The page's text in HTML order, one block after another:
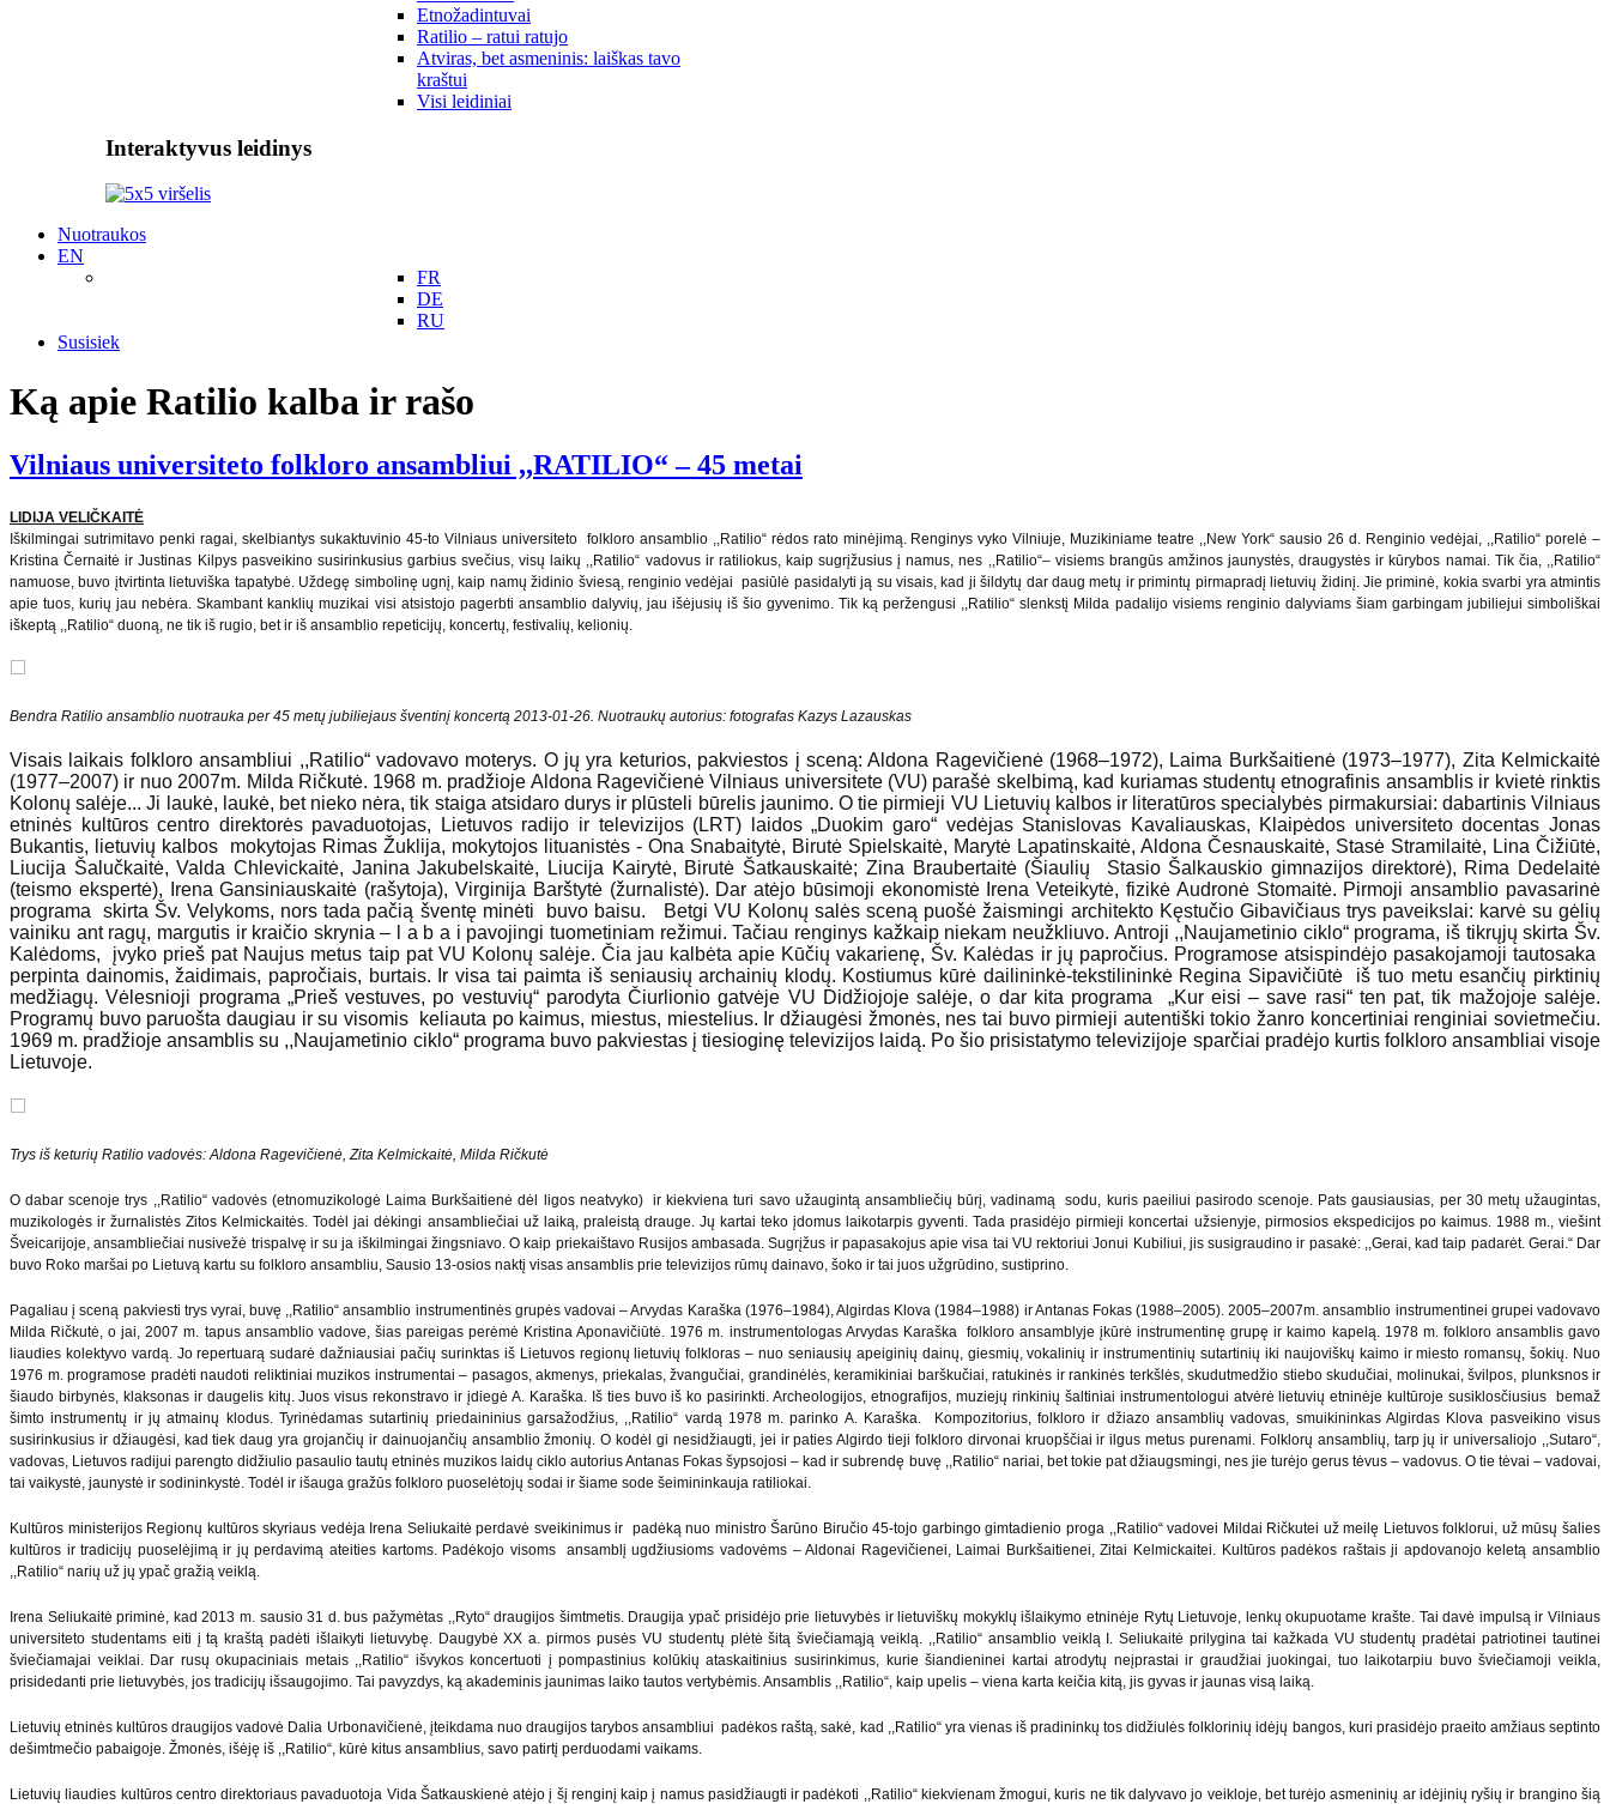
Etnožadintuvai
Ratilio – ratui ratujo
Atviras, bet asmeninis: laiškas tavo
kraštui
Visi leidiniai
Interaktyvus leidinys
Nuotraukos
EN
FR
DE
RU
Susisiek
Ką apie Ratilio kalba ir rašo
Vilniaus universiteto folkloro ansambliui ,,RATILIO“ – 45 metai
LIDIJA VELIČKAITĖ
Iškilmingai sutrimitavo penki ragai, skelbiantys sukaktuvinio 45-to Vilniaus universiteto folkloro ansamblio ,,Ratilio“ rėdos rato minėjimą. Renginys vyko Vilniuje, Muzikiniame teatre ,,New York“ sausio 26 d. Renginio vedėjai, ,,Ratilio“ porelė –
Kristina Černaitė ir Justinas Kilpys pasveikino susirinkusius garbius svečius, visų laikų ,,Ratilio“ vadovus ir ratiliokus, kaip sugrįžusius į namus, nes ,,Ratilio“– visiems brangūs amžinos jaunystės, draugystės ir kūrybos namai. Tik čia, ,,Ratilio“
namuose, buvo įtvirtinta lietuviška tapatybė. Uždegę simbolinę ugnį, kaip namų židinio šviesą, renginio vedėjai pasiūlė pasidalyti ją su visais, kad ji šildytų dar daug metų ir primintų pirmapradį lietuvių židinį. Jie priminė, kokia svarbi yra atmintis
apie tuos, kurių jau nebėra. Skambant kanklių muzikai visi atsistojo pagerbti ansamblio dalyvių, jau išėjusių iš šio gyvenimo. Tik ką peržengusi ,,Ratilio“ slenkstį Milda padalijo visiems renginio dalyviams šiam garbingam jubiliejui simboliškai
iškeptą ,,Ratilio“ duoną, ne tik iš rugio, bet ir iš ansamblio repeticijų, koncertų, festivalių, kelionių.
Bendra Ratilio ansamblio nuotrauka per 45 metų jubiliejaus šventinį koncertą 2013-01-26. Nuotraukų autorius: fotografas Kazys Lazauskas
Visais laikais folkloro ansambliui ,,Ratilio“ vadovavo moterys. O jų yra keturios, pakviestos į sceną: Aldona Ragevičienė (1968–1972), Laima Burkšaitienė (1973–1977), Zita Kelmickaitė
(1977–2007) ir nuo 2007m. Milda Ričkutė. 1968 m. pradžioje Aldona Ragevičienė Vilniaus universitete (VU) parašė skelbimą, kad kuriamas studentų etnografinis ansamblis ir kvietė rinktis
Kolonų salėje... Ji laukė, laukė, bet nieko nėra, tik staiga atsidaro durys ir plūsteli būrelis jaunimo. O tie pirmieji VU Lietuvių kalbos ir literatūros specialybės pirmakursiai: dabartinis Vilniaus
etninės kultūros centro direktorės pavaduotojas, Lietuvos radijo ir televizijos (LRT) laidos „Duokim garo“ vedėjas Stanislovas Kavaliauskas, Klaipėdos universiteto docentas Jonas
Bukantis, lietuvių kalbos mokytojas Rimas Žuklija, mokytojos lituanistės - Ona Snabaitytė, Birutė Spielskaitė, Marytė Lapatinskaitė, Aldona Česnauskaitė, Stasė Stramilaitė, Lina Čižiūtė,
Liucija Šalučkaitė, Valda Chlevickaitė, Janina Jakubelskaitė, Liucija Kairytė, Birutė Šatkauskaitė; Zina Braubertaitė (Šiaulių Stasio Šalkauskio gimnazijos direktorė), Rima Dedelaitė
(teismo ekspertė), Irena Gansiniauskaitė (rašytoja), Virginija Barštytė (žurnalistė). Dar atėjo būsimoji ekonomistė Irena Veteikytė, fizikė Audronė Stomaitė. Pirmoji ansamblio pavasarinė
programa skirta Šv. Velykoms, nors tada pačią šventę minėti buvo baisu. Betgi VU Kolonų salės sceną puošė žaismingi architekto Kęstučio Gibavičiaus trys paveikslai: karvė su gėlių
vainiku ant ragų, margutis ir kraičio skrynia – l a b a i pavojingi tuometiniam režimui. Tačiau renginys kažkaip niekam neužkliuvo. Antroji ,,Naujametinio ciklo“ programa, iš tikrųjų skirta Šv.
Kalėdoms, įvyko prieš pat Naujus metus taip pat VU Kolonų salėje. Čia jau kalbėta apie Kūčių vakarienę, Šv. Kalėdas ir jų papročius. Programose atsispindėjo pasakojamoji tautosaka
perpinta dainomis, žaidimais, papročiais, burtais. Ir visa tai paimta iš seniausių archainių klodų. Kostiumus kūrė dailininkė­-tekstilininkė Regina Sipavičiūtė iš tuo metu esančių pirktinių
medžiagų. Vėlesnioji programa „Prieš vestuves, po vestuvių“ parodyta Čiurlionio gatvėje VU Didžiojoje salėje, o dar kita programa „Kur eisi – save rasi“ ten pat, tik mažojoje salėje.
Programų buvo paruošta daugiau ir su visomis keliauta po kaimus, miestus, miestelius. Ir džiaugėsi žmonės, nes tai buvo pirmieji autentiški tokio žanro koncertiniai renginiai sovietmečiu.
1969 m. pradžioje ansamblis su ,,Naujametinio ciklo“ programa buvo pakviestas į tiesioginę televizijos laidą. Po šio prisistatymo televizijoje sparčiai pradėjo kurtis folkloro ansambliai visoje
Lietuvoje.
Trys iš keturių Ratilio vadovės: Aldona Ragevičienė, Zita Kelmickaitė, Milda Ričkutė
O dabar scenoje trys ,,Ratilio“ vadovės (etnomuzikologė Laima Burkšaitienė dėl ligos neatvyko) ir kiekviena turi savo užaugintą ansambliečių būrį, vadinamą sodu, kuris paeiliui pasirodo scenoje. Pats gausiausias, per 30 metų užaugintas,
muzikologės ir žurnalistės Zitos Kelmickaitės. Todėl jai dėkingi ansambliečiai už laiką, praleistą drauge. Jų kartai teko įdomus laikotarpis gyventi. Tada prasidėjo pirmieji koncertai užsienyje, pirmosios ekspedicijos po kaimus. 1988 m., viešint
Šveicarijoje, ansambliečiai nusivežė trispalvę ir su ja iškilmingai žingsniavo. O kaip priekaištavo Rusijos ambasada. Sugrįžus ir papasakojus apie visa tai VU rektoriui Jonui Kubiliui, jis susigraudino ir pasakė: ,,Gerai, kad taip padarėt. Gerai.“ Dar
buvo Roko maršai po Lietuvą kartu su folkloro ansambliu, Sausio 13-osios naktį visas ansamblis prie televizijos rūmų dainavo, šoko ir tai juos užgrūdino, sustiprino.
Pagaliau į sceną pakviesti trys vyrai, buvę ,,Ratilio“ ansamblio instrumentinės grupės vadovai – Arvydas Karaška (1976–1984), Algirdas Klova (1984–1988) ir Antanas Fokas (1988–2005). 2005–2007m. ansamblio instrumentinei grupei vadovavo
Milda Ričkutė, o jai, 2007 m. tapus ansamblio vadove, šias pareigas perėmė Kristina Aponavičiūtė. 1976 m. instrumentologas Arvydas Karaška folkloro ansamblyje įkūrė instrumentinę grupę ir kaimo kapelą. 1978 m. folkloro ansamblis gavo
liaudies kolektyvo vardą. Jo repertuarą sudarė dažniausiai pačių surinktas iš Lietuvos regionų lietuvių folkloras – nuo seniausių apeiginių dainų, giesmių, vokalinių ir instrumentinių sutartinių iki naujoviškų kaimo ir miesto romansų, šokių. Nuo
1976 m. programose pradėti naudoti reliktiniai muzikos instrumentai – pasagos, akmenys, priekalas, žvangučiai, grandinėlės, keramikiniai barškučiai, ratukinės ir rankinės terkšlės, skudutmedžio stiebo skudučiai, molinukai, švilpos, plunksnos ir
šiaudo birbynės, klaksonas ir daugelis kitų. Juos visus rekonstravo ir įdiegė A. Karaška. Iš ties buvo iš ko pasirinkti. Archeologijos, etnografijos, muziejų rinkinių šaltiniai instrumentologui atvėrė lietuvių etninėje kultūroje susiklosčiusius bemaž
šimto instrumentų ir jų atmainų klodus. Tyrinėdamas sutartinių priedaininius garsažodžius, ,,Ratilio“ vardą 1978 m. parinko A. Karaška. Kompozitorius, folkloro ir džiazo ansamblių vadovas, smuikininkas Algirdas Klova pasveikino visus
susirinkusius ir džiaugėsi, kad tiek daug yra grojančių ir dainuojančių ansamblio žmonių. O kodėl gi nesidžiaugti, jei ir paties Algirdo tieji folkloro dirvonai kruopščiai ir ilgus metus purenami. Folklorų ansamblių, tarp jų ir universaliojo ,,Sutaro“,
vadovas, Lietuvos radijui parengto didžiulio pasaulio tautų etninės muzikos laidų ciklo autorius Antanas Fokas šypsojosi – kad ir subrendę buvę ,,Ratilio“ nariai, bet tokie pat džiaugsmingi, nes jie turėjo gerus tėvus – vadovus. O tie tėvai – vadovai,
tai vaikystė, jaunystė ir sodininkystė. Todėl ir išauga gražūs folkloro puoselėtojų sodai ir šiame sode šeimininkauja ratiliokai.
Kultūros ministerijos Regionų kultūros skyriaus vedėja Irena Seliukaitė perdavė sveikinimus ir padėką nuo ministro Šarūno Biručio 45-tojo garbingo gimtadienio proga ,,Ratilio“ vadovei Mildai Ričkutei už meilę Lietuvos folklorui, už mūsų šalies
kultūros ir tradicijų puoselėjimą ir jų perdavimą ateities kartoms. Padėkojo visoms ansamblį ugdžiusioms vadovėms – Aldonai Ragevičienei, Laimai Burkšaitienei, Zitai Kelmickaitei. Kultūros padėkos raštais ji apdovanojo keletą ansamblio
,,Ratilio“ narių už jų ypač gražią veiklą.
Irena Seliukaitė priminė, kad 2013 m. sausio 31 d. bus pažymėtas ,,Ryto“ draugijos šimtmetis. Draugija ypač prisidėjo prie lietuvybės ir lietuviškų mokyklų išlaikymo etninėje Rytų Lietuvoje, lenkų okupuotame krašte. Tai davė impulsą ir Vilniaus
universiteto studentams eiti į tą kraštą padėti išlaikyti lietuvybę. Daugybė XX a. pirmos pusės VU studentų plėtė šitą šviečiamąją veiklą. ,,Ratilio“ ansamblio veiklą I. Seliukaitė prilygina tai kažkada VU studentų pradėtai patriotinei tautinei
šviečiamajai veiklai. Dar rusų okupaciniais metais ,,Ratilio“ išvykos koncertuoti į pompastinius kolūkių ataskaitinius susirinkimus, kurie šiandieninei kartai atrodytų neįprastai ir graudžiai juokingai, tuo laikotarpiu buvo šviečiamoji veikla,
prisidedanti prie lietuvybės, jos tradicijų išsaugojimo. Tai pavyzdys, ką akademinis jaunimas laiko tautos vertybėmis. Ansamblis ,,Ratilio“, kaip upelis – viena karta keičia kitą, jis gyvas ir jaunas visą laiką.
Lietuvių etninės kultūros draugijos vadovė Dalia Urbonavičienė, įteikdama nuo draugijos tarybos ansambliui padėkos raštą, sakė, kad ,,Ratilio“ yra vienas iš pradininkų tos didžiulės folklorinių idėjų bangos, kuri prasidėjo praeito amžiaus septinto
dešimtmečio pabaigoje. Žmonės, išėję iš ,,Ratilio“, kūrė kitus ansamblius, savo patirtį perduodami vaikams.
Lietuvių liaudies kultūros centro direktoriaus pavaduotoja Vida Šatkauskienė atėjo į šį renginį kaip į namus pasidžiaugti ir padėkoti ,,Ratilio“ kiekvienam žmogui, kuris ne tik dalyvavo jo veikloje, bet turėjo asmeninių ar idėjinių ryšių ir brangino šią